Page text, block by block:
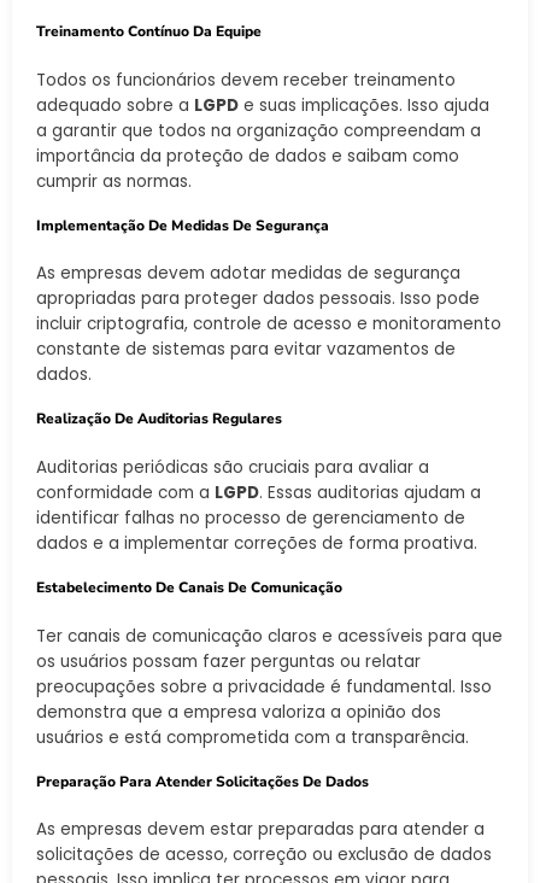
Treinamento Contínuo Da Equipe
Todos os funcionários devem receber treinamento
adequado sobre a LGPD e suas implicações. Isso ajuda
a garantir que todos na organização compreendam a
importância da proteção de dados e saibam como
cumprir as normas.
Implementação De Medidas De Segurança
As empresas devem adotar medidas de segurança
apropriadas para proteger dados pessoais. Isso pode
incluir criptografia, controle de acesso e monitoramento
constante de sistemas para evitar vazamentos de
dados.
Realização De Auditorias Regulares
Auditorias periódicas são cruciais para avaliar a
conformidade com a LGPD. Essas auditorias ajudam a
identificar falhas no processo de gerenciamento de
dados e a implementar correções de forma proativa.
Estabelecimento De Canais De Comunicação
Ter canais de comunicação claros e acessíveis para que
os usuários possam fazer perguntas ou relatar
preocupações sobre a privacidade é fundamental. Isso
demonstra que a empresa valoriza a opinião dos
usuários e está comprometida com a transparência.
Preparação Para Atender Solicitações De Dados
As empresas devem estar preparadas para atender a
solicitações de acesso, correção ou exclusão de dados